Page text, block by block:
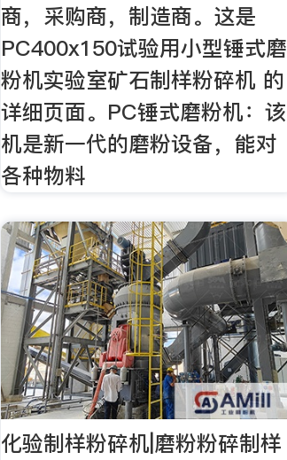
商，采购商，制造商。这是
PC400x150试验用小型锤式磨
粉机实验室矿石制样粉碎机 的
详细页面。PC锤式磨粉机：该
机是新一代的磨粉设备，能对
各种物料
化验制样粉碎机|磨粉粉碎制样